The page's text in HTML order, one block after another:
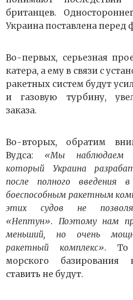
британцев.
Украина поставлена перед
Во-первых, серьезная
катера, а ему в связи с
ракетных систем будут
и газовую турбину,
заказа.
Во-вторых, обратим
Вудса: «Мы наблюдаем
который Украина
после полного введения
боеспособным ракетным
этих судов не
«Нептун». Поэтому нам
меньший, но очень
ракетный комплекс». То
морского базирования
ставить не будут.